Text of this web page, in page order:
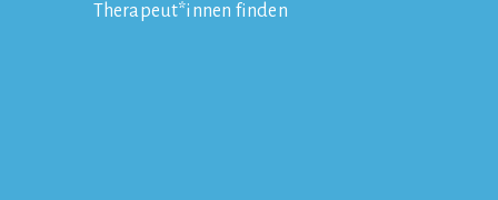
Therapeut*innen finden